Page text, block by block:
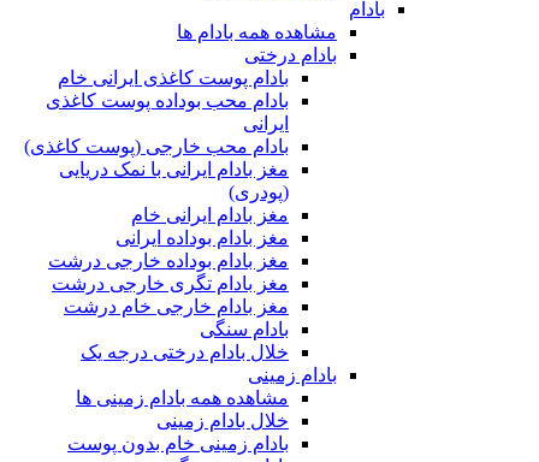
بادام
مشاهده همه بادام ها
بادام درختی
بادام پوست کاغذی ایرانی خام
بادام محب بوداده پوست کاغذی
ایرانی
بادام محب خارجی (پوست کاغذی)
مغز بادام ایرانی با نمک دریایی
(پودری)
مغز بادام ایرانی خام
مغز بادام بوداده ایرانی
مغز بادام بوداده خارجی درشت
مغز بادام تگری خارجی درشت
مغز بادام خارجی خام درشت
بادام سنگی
خلال بادام درختی درجه یک
بادام زمینی
مشاهده همه بادام زمینی ها
خلال بادام زمینی
بادام زمینی خام بدون پوست